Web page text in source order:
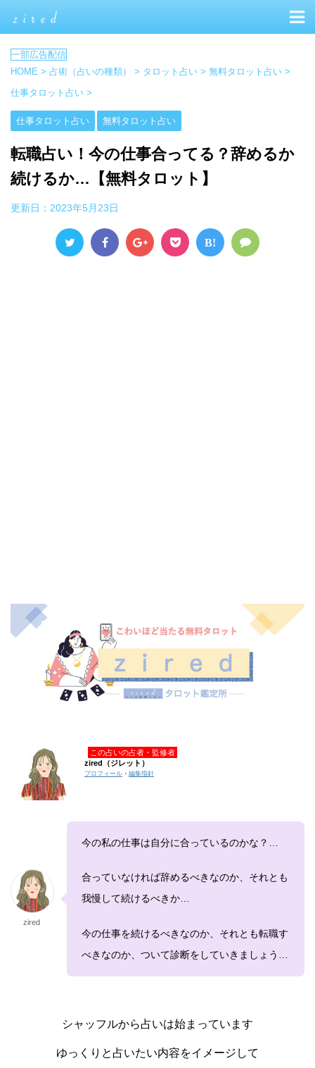
HOME > 占術（占いの種類） > タロット占い > 無料タロット占い >
仕事タロット占い >
仕事タロット占い 無料タロット占い
転職占い！今の仕事合ってる？辞めるか
続けるか…【無料タロット】
更新日： 2023年5月23日
B!
この占いの占者・監修者
zired（ジレット）
プロフィール ・ 編集指針
zired
今の私の仕事は自分に合っているのかな？…
合っていなければ辞めるべきなのか、それとも
我慢して続けるべきか…
今の仕事を続けるべきなのか、それとも転職す
べきなのか、ついて診断をしていきましょう…
シャッフルから占いは始まっています
ゆっくりと占いたい内容をイメージして